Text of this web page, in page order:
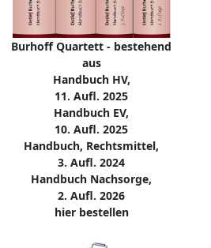
Burhoff Quartett - bestehend
aus
Handbuch HV,
11. Aufl. 2025
Handbuch EV,
10. Aufl. 2025
Handbuch, Rechtsmittel,
3. Aufl. 2024
Handbuch Nachsorge,
2. Aufl. 2026
hier bestellen